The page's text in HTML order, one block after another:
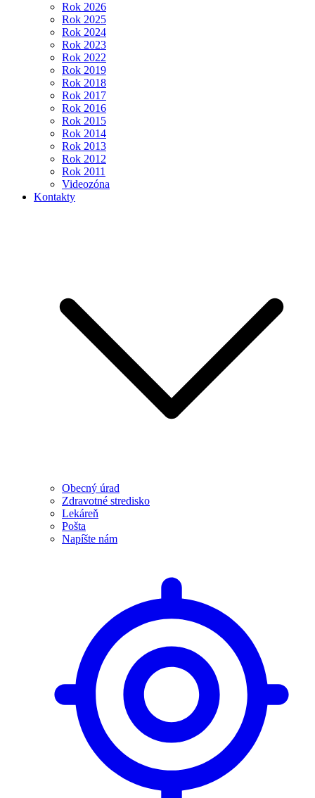
Rok 2026
Rok 2025
Rok 2024
Rok 2023
Rok 2022
Rok 2019
Rok 2018
Rok 2017
Rok 2016
Rok 2015
Rok 2014
Rok 2013
Rok 2012
Rok 2011
Videozóna
Kontakty
Obecný úrad
Zdravotné stredisko
Lekáreň
Pošta
Napíšte nám